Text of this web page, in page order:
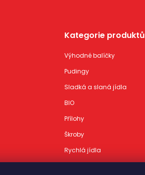
Kategorie produktů
Výhodné balíčky
Pudingy
Sladká a slaná jídla
BIO
Přílohy
Škroby
Rychlá jídla